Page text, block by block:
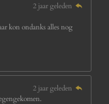
2 jaar geleden
kon ondanks alles nog
2 jaar geleden